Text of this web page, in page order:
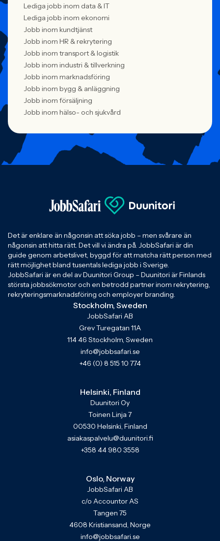
Lediga jobb inom data & IT
Lediga jobb inom ekonomi
Jobb inom kundtjänst
Jobb inom HR & rekrytering
Jobb inom transport & logistik
Jobb inom industri & tillverkning
Jobb inom marknadsföring
Jobb inom bygg & anläggning
Jobb inom försäljning
Jobb inom hälso- och sjukvård
Det är enklare än någonsin att söka jobb – men svårare än
någonsin att hitta rätt. Det vill vi ändra på. JobbSafari är din
guide genom arbetslivet, byggd för att matcha rätt person med
rätt möjlighet bland tusentals lediga jobb i Sverige.
JobbSafari är en del av Duunitori Group – Duunitori är Finlands
största jobbsökmotor och en betrodd partner inom rekrytering,
rekryteringsmarknadsföring och employer branding.
Stockholm, Sweden
JobbSafari AB
Grev Turegatan 11A
114 46 Stockholm, Sweden
info@jobbsafari.se
+46 (0) 8 515 10 774
Helsinki, Finland
Duunitori Oy
Toinen Linja 7
00530 Helsinki, Finland
asiakaspalvelu@duunitori.fi
+358 44 980 3558
Oslo, Norway
JobbSafari AB
c/o Accountor AS
Tangen 75
4608 Kristiansand, Norge
info@jobbsafari.se